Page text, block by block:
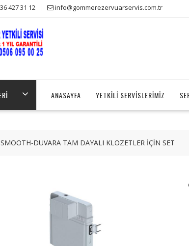
427 31 12 info@gommerezervuarservis.com.tr
ANASAYFA YETKILI SERVISLERIMIZ
SMOOTH-DUVARA TAM DAYALI KLOZETLER İÇİN SET